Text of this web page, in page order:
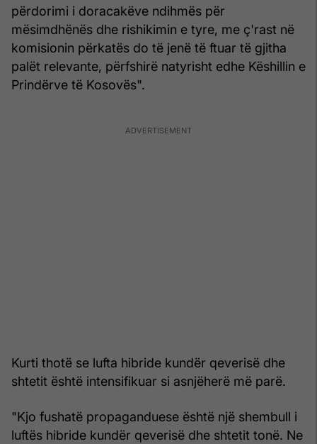
përdorimi i doracakëve ndihmës për
mësimdhënës dhe rishikimin e tyre, me ç'rast në
komisionin përkatës do të jenë të ftuar të gjitha
palët relevante, përfshirë natyrisht edhe Këshillin e
Prindërve të Kosovës".
Kurti thotë se lufta hibride kundër qeverisë dhe
shtetit është intensifikuar si asnjëherë më parë.
"Kjo fushatë propaganduese është një shembull i
luftës hibride kundër qeverisë dhe shtetit tonë. Ne